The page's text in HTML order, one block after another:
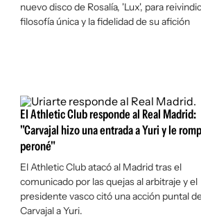
nuevo disco de Rosalía, 'Lux', para
filosofía única y la fidelidad de su afición
El Athletic Club responde al Real Madrid:
"Carvajal hizo una entrada a Yuri y le
peroné"
El Athletic Club atacó al Madrid tras el
comunicado por las quejas al arbitraje y el
presidente vasco citó una acción puntal
Carvajal a Yuri.